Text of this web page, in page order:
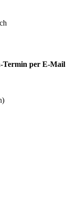
Termin per E-Mail